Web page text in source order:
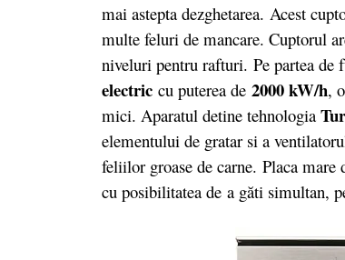
mai astepta dezghetarea. Acest
multe feluri de mancare. Cuptorul
niveluri pentru rafturi. Pe partea
electric cu puterea de 2000 kW/h,
mici. Aparatul detine tehnologia
elementului de gratar si a
feliilor groase de carne. Placa mare
cu posibilitatea de a găti simultan,